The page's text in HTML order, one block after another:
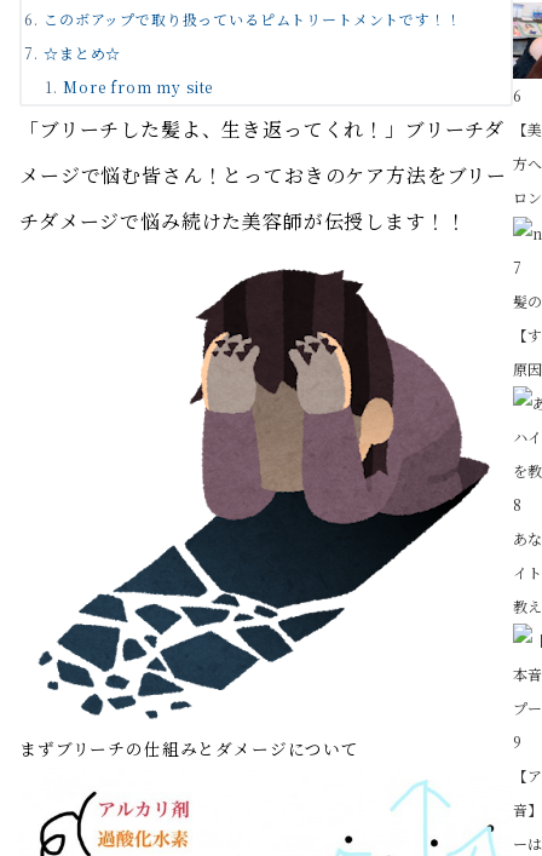
このボアップで取り扱っているピムトリートメントです！！
☆まとめ☆
More from my site
「ブリーチした髪よ、生き返ってくれ！」ブリーチダ
メージで悩む皆さん！とっておきのケア方法をブリー
チダメージで悩み続けた美容師が伝授します！！
まずブリーチの仕組みとダメージについて
6
【
方
ロ
7
髪
【
原
8
あ
イ
教
9
【
音
ー